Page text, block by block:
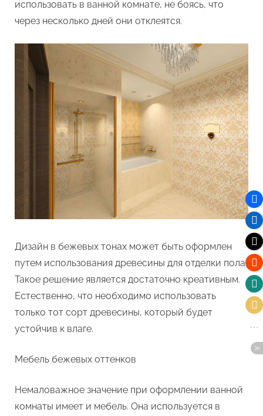
использовать в ванной комнате, не боясь, что
через несколько дней они отклеятся.
Дизайн в бежевых тонах может быть оформлен
путем использования древесины для отделки пола.
Такое решение является достаточно креативным.
Естественно, что необходимо использовать
только тот сорт древесины, который будет
устойчив к влаге.
Мебель бежевых оттенков
Немаловажное значение при оформлении ванной
комнаты имеет и мебель. Она используется в